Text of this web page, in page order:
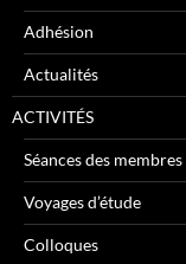
Adhésion
Actualités
ACTIVITÉS
Séances des membres
Voyages d’étude
Colloques